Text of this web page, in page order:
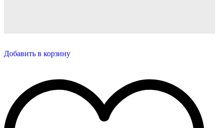
Добавить в корзину